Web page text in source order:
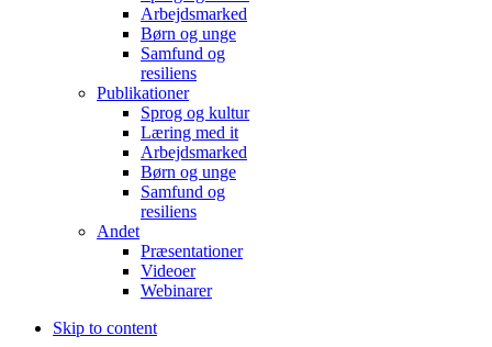
Arbejdsmarked
Børn og unge
Samfund og
resiliens
Publikationer
Sprog og kultur
Læring med it
Arbejdsmarked
Børn og unge
Samfund og
resiliens
Andet
Præsentationer
Videoer
Webinarer
Skip to content